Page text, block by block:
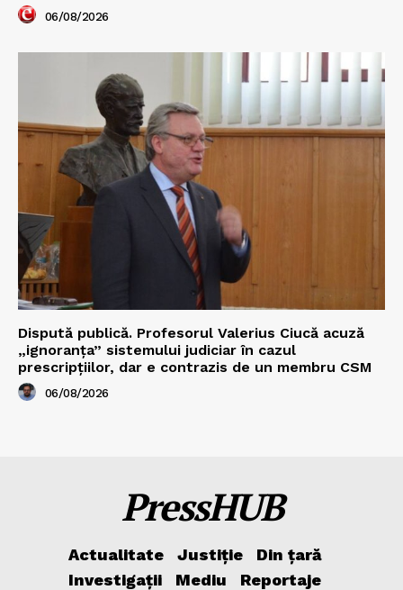
06/08/2026
Dispută publică. Profesorul Valerius Ciucă acuză
„ignoranța” sistemului judiciar în cazul
prescripțiilor, dar e contrazis de un membru CSM
06/08/2026
PressHUB
Actualitate Justiție
Din țară
Investigații
Mediu
Reportaje